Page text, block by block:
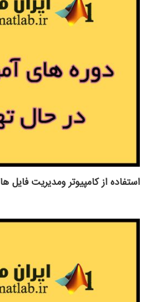
استفاده از كامپيوتر ومديريت فايل ها MS WINDOWS